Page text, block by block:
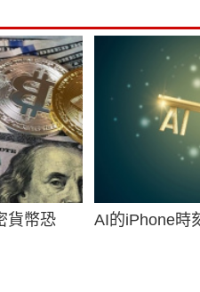
貨幣恐
AI的iPhone時